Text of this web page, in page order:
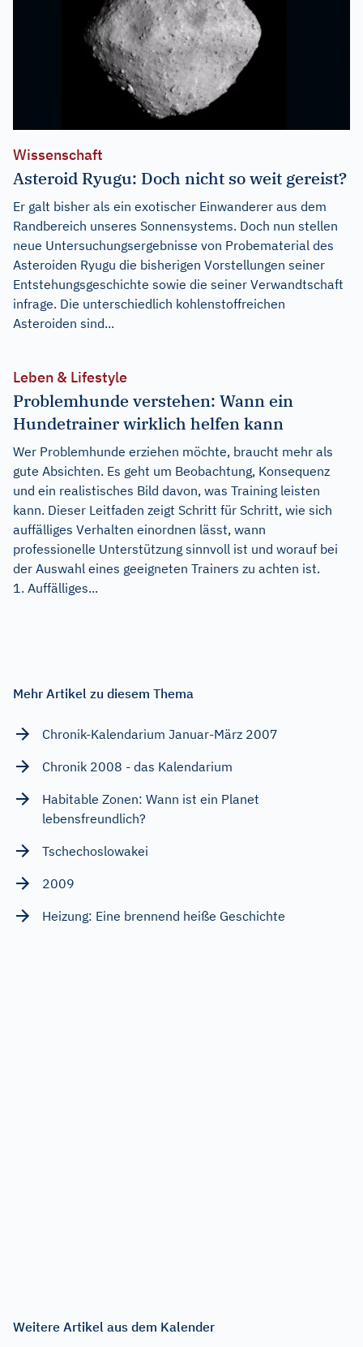
Wissenschaft
Asteroid Ryugu: Doch nicht so weit gereist?
Er galt bisher als ein exotischer Einwanderer aus dem
Randbereich unseres Sonnensystems. Doch nun stellen
neue Untersuchungsergebnisse von Probematerial des
Asteroiden Ryugu die bisherigen Vorstellungen seiner
Entstehungsgeschichte sowie die seiner Verwandtschaft
infrage. Die unterschiedlich kohlenstoffreichen
Asteroiden sind...
Leben & Lifestyle
Problemhunde verstehen: Wann ein
Hundetrainer wirklich helfen kann
Wer Problemhunde erziehen möchte, braucht mehr als
gute Absichten. Es geht um Beobachtung, Konsequenz
und ein realistisches Bild davon, was Training leisten
kann. Dieser Leitfaden zeigt Schritt für Schritt, wie sich
auffälliges Verhalten einordnen lässt, wann
professionelle Unterstützung sinnvoll ist und worauf bei
der Auswahl eines geeigneten Trainers zu achten ist.
1. Auffälliges...
Mehr Artikel zu diesem Thema
Chronik-Kalendarium Januar-März 2007
Chronik 2008 - das Kalendarium
Habitable Zonen: Wann ist ein Planet
lebensfreundlich?
Tschechoslowakei
2009
Heizung: Eine brennend heiße Geschichte
Weitere Artikel aus dem Kalender